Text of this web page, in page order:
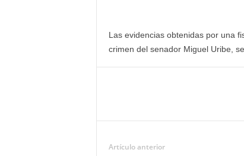
Las evidencias obtenidas por una
crimen del senador Miguel Uribe,
Artículo anterior